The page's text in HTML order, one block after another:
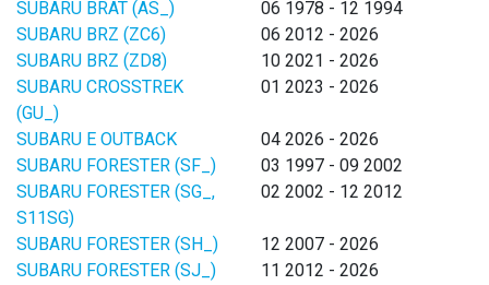
SUBARU BRAT (AS_)
06 1978 - 12 1994
SUBARU BRZ (ZC6)
06 2012 - 2026
SUBARU BRZ (ZD8)
10 2021 - 2026
SUBARU CROSSTREK
(GU_)
01 2023 - 2026
SUBARU E OUTBACK
04 2026 - 2026
SUBARU FORESTER (SF_)
03 1997 - 09 2002
SUBARU FORESTER (SG_,
S11SG)
02 2002 - 12 2012
SUBARU FORESTER (SH_)
12 2007 - 2026
SUBARU FORESTER (SJ_)
11 2012 - 2026